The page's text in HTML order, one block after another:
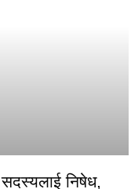
सदस्यलाई निषेध,